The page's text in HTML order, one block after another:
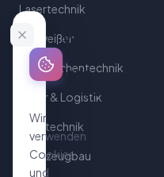
Lasertechnik
Schweißen
Oberflächentechnik
Lager & Logistik
Messtechnik
Werkzeugbau
Wir
Ihre
Privatsphäre
Wir
verwenden
Cookies
und